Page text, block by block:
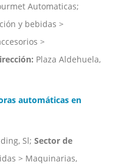
Automaticas;
y bebidas >
>
Plaza Aldehuela,
automáticas en
Sl; Sector de
> Maquinarias,